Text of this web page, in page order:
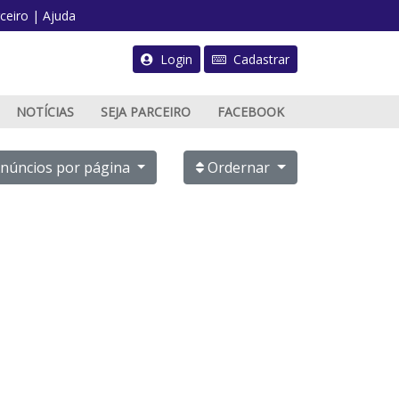
| Ajuda
Login Cadastrar
PUBLICAR ANÚNCIO
NOTÍCIAS SEJA PARCEIRO FACEBOOK
Ordernar
por página